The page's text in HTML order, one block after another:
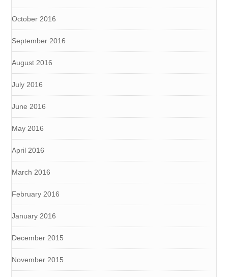
October 2016
September 2016
August 2016
July 2016
June 2016
May 2016
April 2016
March 2016
February 2016
January 2016
December 2015
November 2015